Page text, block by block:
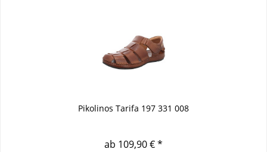
Pikolinos Tarifa 197 331 008
ab 109,90 € *